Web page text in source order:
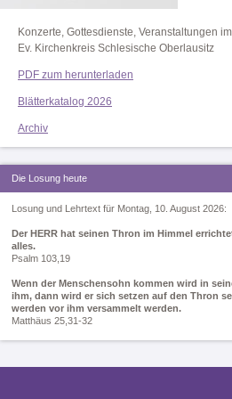
Konzerte, Gottesdienste, Veranstaltungen im
Ev. Kirchenkreis Schlesische Oberlausitz
PDF zum herunterladen
Blätterkatalog 2026
Archiv
Die Losung heute
Losung und Lehrtext für Montag, 10. August 2026:
Der HERR hat seinen Thron im Himmel
alles.
Psalm 103,19
Wenn der Menschensohn kommen wird in
ihm, dann wird er sich setzen auf den Thron
werden vor ihm versammelt werden.
Matthäus 25,31-32